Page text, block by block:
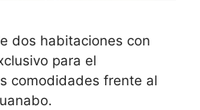
dos habitaciones con
para el
comodidades frente al